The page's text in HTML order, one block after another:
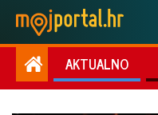
AKTUALNO